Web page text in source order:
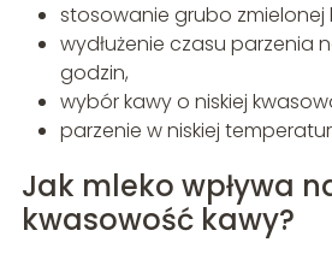
stosowanie grubo zmielonej
wydłużenie czasu parzenia
godzin,
wybór kawy o niskiej
parzenie w niskiej
Jak mleko wpływa
kwasowość kawy?